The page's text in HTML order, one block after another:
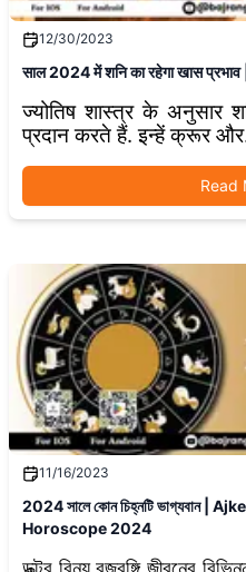
12/30/2023
साल 2024 में शनि का रहेगा खास
ज्योतिष शास्त्र के अनुसार
प्रदान करते हैं. इन्हें क्रूर
Read
11/16/2023
2024 সালে কোন চিহ্নটি ভাগ্যবান
Horoscope 2024